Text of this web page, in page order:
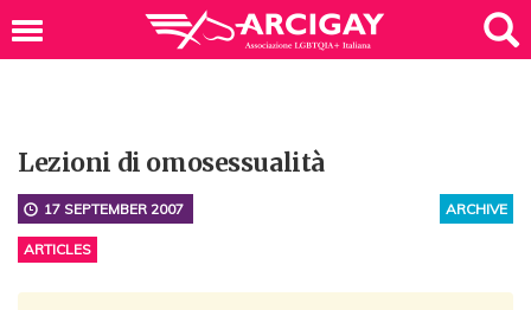
Lezioni di omosessualità
ARCHIVE
17 SEPTEMBER 2007
ARTICLES